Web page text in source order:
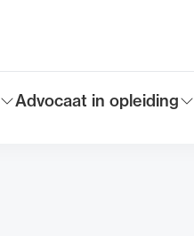
Toon submenu voor
Advocaat in opleiding